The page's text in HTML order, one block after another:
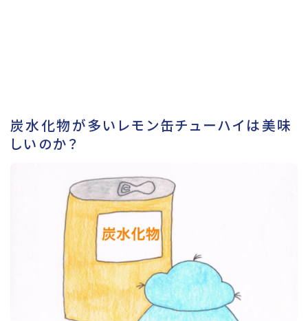
炭水化物が多いレモン缶チューハイは美味
しいのか？